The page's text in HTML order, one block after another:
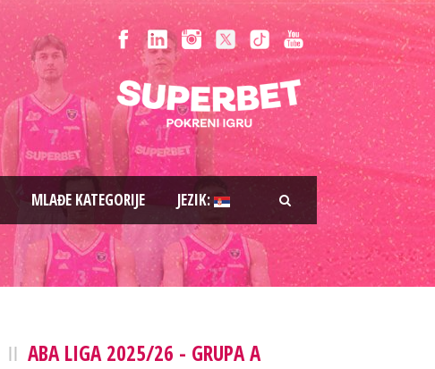
MLAĐE KATEGORIJE JEZIK:
ABA LIGA 2025/26 - GRUPA A